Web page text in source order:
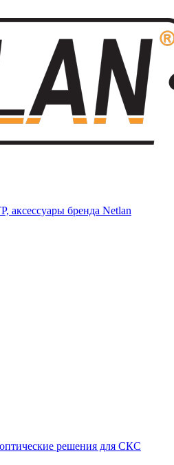
аксессуары бренда Netlan
решения для СКС